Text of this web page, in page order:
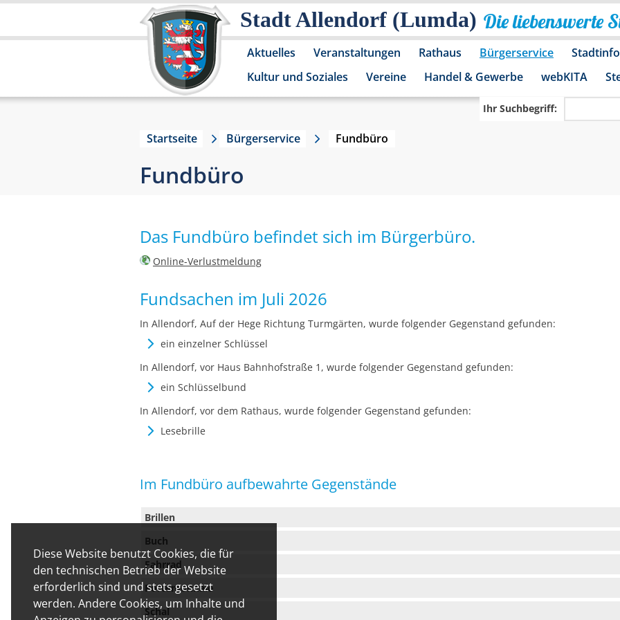
Diese Website benutzt Cookies, die für
den technischen Betrieb der Website
erforderlich sind und stets gesetzt
werden. Andere Cookies, um Inhalte und
Stadt Allendorf (Lumda) Die liebenswerte
Aktuelles Veranstaltungen Rathaus Bürgerservice
Kultur und Soziales
Vereine Handel & Gewerbe webKITA
Ihr Suchbegriff:
Startseite Bürgerservice Fundbüro
Fundbüro
Das Fundbüro befindet sich im Bürgerbüro.
Online-Verlustmeldung
Fundsachen im Juli 2026
In Allendorf, Auf der Hege Richtung Turmgärten, wurde folgender Gegenstand gefunden:
ein einzelner Schlüssel
In Allendorf, vor Haus Bahnhofstraße 1, wurde folgender Gegenstand gefunden:
ein Schlüsselbund
In Allendorf, vor dem Rathaus, wurde folgender Gegenstand gefunden:
Lesebrille
Im Fundbüro aufbewahrte Gegenstände
Brillen
Buch
Fahrrad
Portemonnaie
Schal